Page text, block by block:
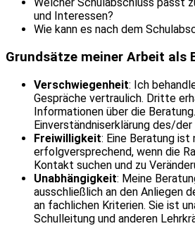
und Interessen?
Wie kann es nach dem
Grundsätze meiner Arbeit als
Verschwiegenheit: Ich
Gespräche vertraulich. Dritte
Informationen über die
Einverständniserklärung des/
Freiwilligkeit: Eine Beratung ist
erfolgversprechend, wenn die
Kontakt suchen und zu
Unabhängigkeit: Meine
ausschließlich an den Anliegen
an fachlichen Kriterien. Sie ist
Schulleitung und anderen